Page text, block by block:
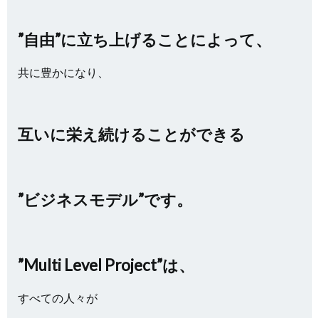
”自由”に立ち上げることによって、
共に豊かになり、
互いに栄え続けることができる
”ビジネスモデル”です。
”Multi Level Project”は、
すべての人々が